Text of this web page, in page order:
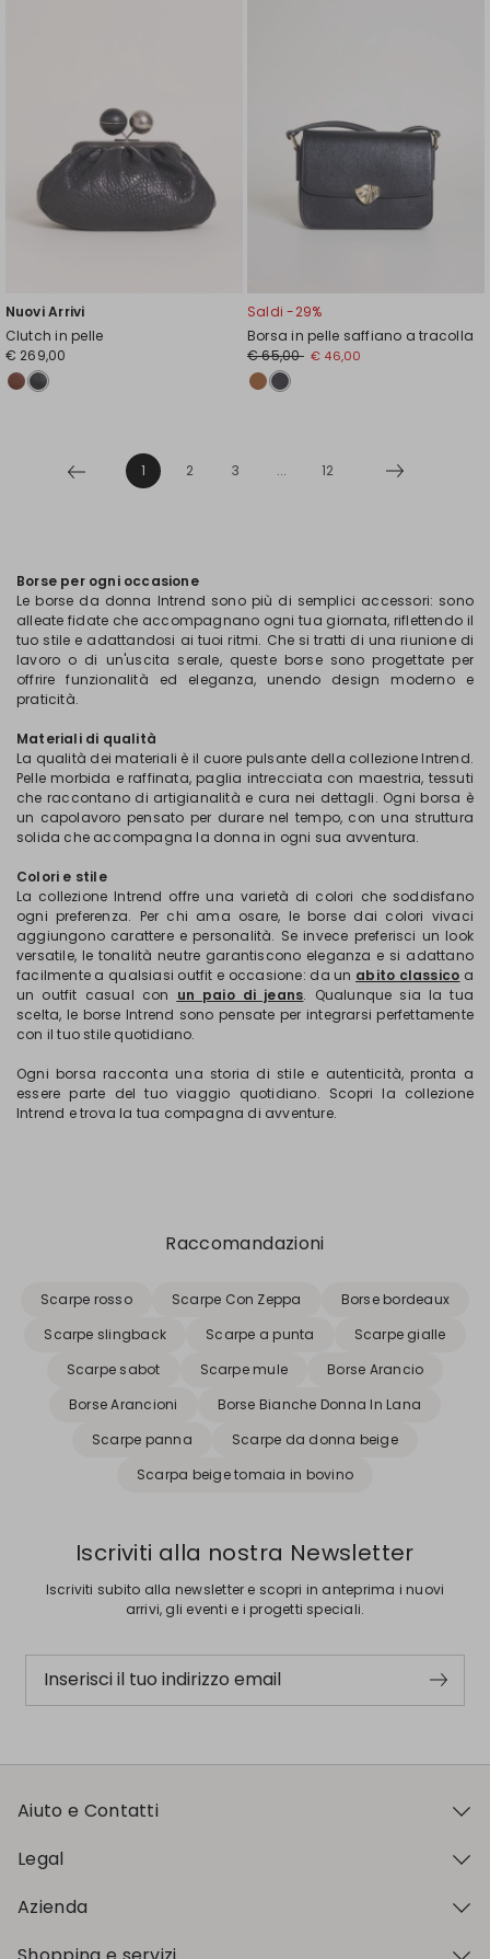
Nuovi Arrivi
Clutch in pelle
€ 269,00
Saldi -29%
Borsa in pelle saffiano a tracolla
€ 65,00 € 46,00
1 2 3 ... 12
Borse per ogni occasione
Le borse da donna Intrend sono più di semplici accessori: sono
alleate fidate che accompagnano ogni tua giornata, riflettendo il
tuo stile e adattandosi ai tuoi ritmi. Che si tratti di una riunione di
lavoro o di un'uscita serale, queste borse sono progettate per
offrire funzionalità ed eleganza, unendo design moderno e
praticità.
Materiali di qualità
La qualità dei materiali è il cuore pulsante della collezione Intrend.
Pelle morbida e raffinata, paglia intrecciata con maestria, tessuti
che raccontano di artigianalità e cura nei dettagli. Ogni borsa è
un capolavoro pensato per durare nel tempo, con una struttura
solida che accompagna la donna in ogni sua avventura.
Colori e stile
La collezione Intrend offre una varietà di colori che soddisfano
ogni preferenza. Per chi ama osare, le borse dai colori vivaci
aggiungono carattere e personalità. Se invece preferisci un look
versatile, le tonalità neutre garantiscono eleganza e si adattano
facilmente a qualsiasi outfit e occasione: da un abito classico a
un outfit casual con un paio di jeans. Qualunque sia la tua
scelta, le borse Intrend sono pensate per integrarsi perfettamente
con il tuo stile quotidiano.
Ogni borsa racconta una storia di stile e autenticità, pronta a
essere parte del tuo viaggio quotidiano. Scopri la collezione
Intrend e trova la tua compagna di avventure.
Raccomandazioni
Scarpe rosso Scarpe Con Zeppa
Borse bordeaux
Scarpe slingback
Scarpe a punta
Scarpe gialle
Scarpe sabot
Scarpe mule
Borse Arancio
Borse Arancioni
Borse Bianche Donna In Lana
Scarpe panna
Scarpe da donna beige
Scarpa beige tomaia in bovino
Iscriviti alla nostra Newsletter
Iscriviti subito alla newsletter e scopri in anteprima i nuovi
arrivi, gli eventi e i progetti speciali.
Inserisci il tuo indirizzo email
Aiuto e Contatti
Legal
Azienda